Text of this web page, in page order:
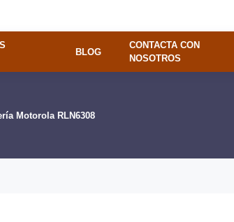
BLOG
CONTACTA CON
NOSOTROS
Motorola RLN6308